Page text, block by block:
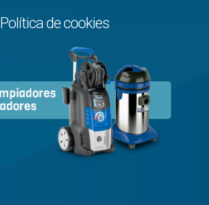
Política de cookies